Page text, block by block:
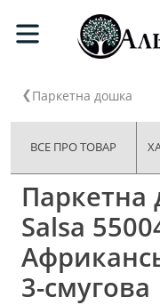
Паркетна дошка
ВСЕ ПРО ТОВАР
Salsa
3-смугова